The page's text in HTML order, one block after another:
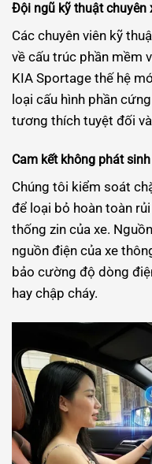
Đội ngũ kỹ thuật chuyên
Các chuyên viên kỹ
về cấu trúc phần mềm
KIA Sportage thế hệ
loại cấu hình phần
tương thích tuyệt đối
Cam kết không phát
Chúng tôi kiểm soát
để loại bỏ hoàn toàn
thống zin của xe.
nguồn điện của xe
bảo cường độ dòng
hay chập cháy.